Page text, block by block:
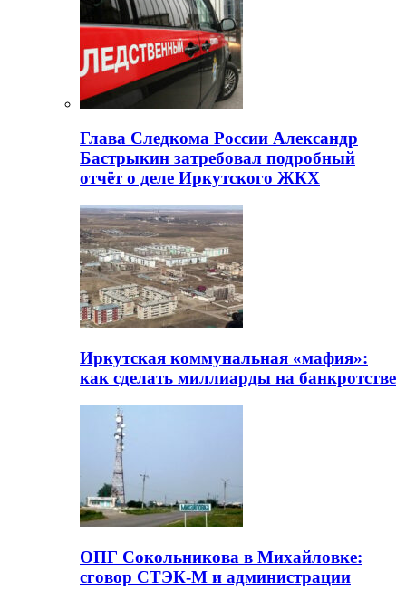
Глава Следкома России Александр
Бастрыкин затребовал подробный
отчёт о деле Иркутского ЖКХ
Иркутская коммунальная «мафия»:
как сделать миллиарды на банкротстве
ОПГ Сокольникова в Михайловке:
сговор СТЭК-М и администрации